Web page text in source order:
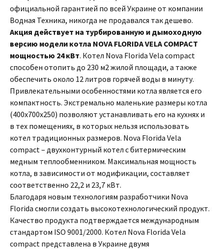
официальной гарантией по всей Украине от компании
Водная Техника, никогда не продавался так дешево.
Акция действует на турбированную и дымоходную
версию модели котла NOVA FLORIDA VELA COMPACT
мощностью 24 кВт. Котел Nova Florida Vela сompact
способен отопить до 230 м2 жилой площади, а также
обеспечить около 12 литров горячей воды в минуту.
Привлекательными особенностями котла является его
компактность. Экстремально маленькие размеры котла
(400х700х250) позволяют устанавливать его на кухнях и
в тех помещениях, в которых нельзя использовать
котел традиционных размеров. Nova Florida Vela
сompact – двухконтурный котел с битермическим
медным теплообменником. Максимальная мощность
котла, в зависимости от модификации, составляет
соответственно 22,2 и 23,7 кВт.
Благодаря новым технологиям разработчики Nova
Florida смогли создать высокотехнологический продукт.
Качество продукта подтверждается международным
стандартом ISO 9001/2000. Котел Nova Florida Vela
сompact представлена в Украине двумя